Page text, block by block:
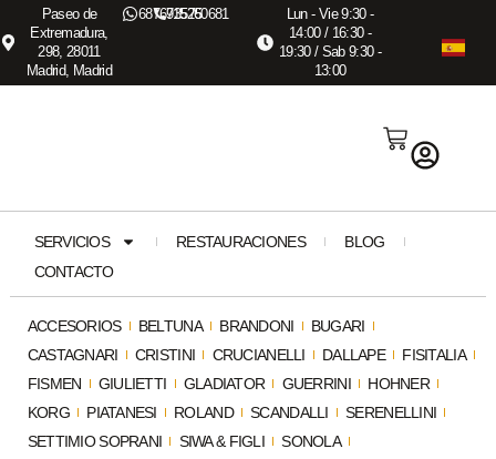
Paseo de
Extremadura,
298, 28011
Madrid, Madrid
687673575
915260681
Lun - Vie 9:30 -
14:00 / 16:30 -
19:30 / Sab 9:30 -
13:00
ACCESORIOS BELTUNA BRANDONI
BUGARI
CASTAGNARI
CRISTINI CRUCIANELLI DALLAPE
FISITALIA
FISMEN
GIULIETTI GLADIATOR GUERRINI
HOHNER
KORG
PIATANESI ROLAND SCANDALLI
SERENELLINI
SETTIMIO SOPRANI
SIWA & FIGLI
SONOLA
SERVICIOS RESTAURACIONES
BLOG
CONTACTO